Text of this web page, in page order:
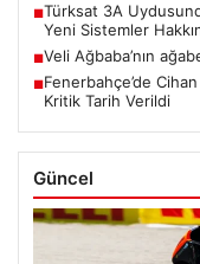
■Türksat 3A
Yeni Sistemler
■Veli Ağbaba’nın
■Fenerbahçe’de
Kritik Tarih Verildi
Güncel